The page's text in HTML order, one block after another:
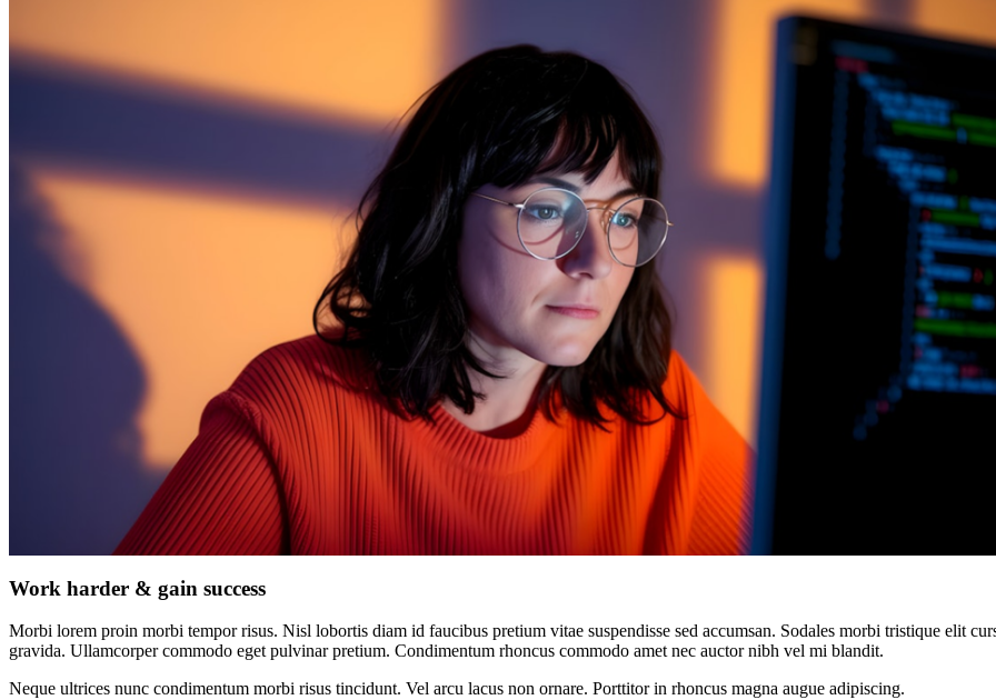
Work harder & gain success
Morbi lorem proin morbi tempor risus. Nisl lobortis diam id faucibus pretium vitae suspendisse sed accumsan. Sodales morbi tristique elit
gravida. Ullamcorper commodo eget pulvinar pretium. Condimentum rhoncus commodo amet nec auctor nibh vel mi blandit.
Neque ultrices nunc condimentum morbi risus tincidunt. Vel arcu lacus non ornare. Porttitor in rhoncus magna augue adipiscing.